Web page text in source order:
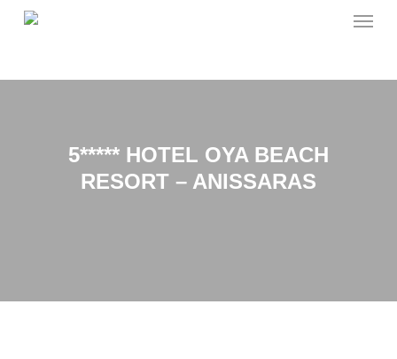
content
Menu
5***** HOTEL OYA BEACH
RESORT – ANISSARAS